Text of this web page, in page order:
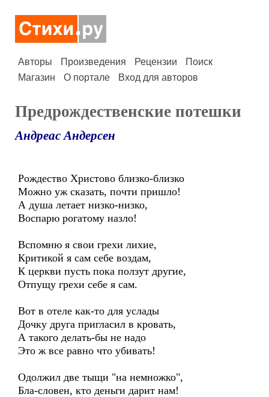
Авторы Произведения Рецензии
Поиск
Магазин
О портале Вход для авторов
Предрождественские потешки
Андреас Андерсен
Рождество Христово близко-близко
Можно уж сказать, почти пришло!
А душа летает низко-низко,
Воспарю рогатому назло!
Вспомню я свои грехи лихие,
Критикой я сам себе воздам,
К церкви пусть пока ползут другие,
Отпущу грехи себе я сам.
Вот в отеле как-то для услады
Дочку друга пригласил в кровать,
А такого делать-бы не надо
Это ж все равно что убивать!
Одолжил две тыщи "на немножко",
Бла-словен, кто деньги дарит нам!